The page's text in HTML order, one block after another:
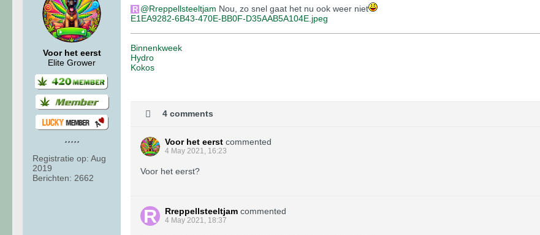
Voor het eerst
Elite Grower
Registratie op: Aug
2019
Berichten: 2662
Rreppellsteeltjam Nou, zo snel gaat het nu ook weer niet
E1EA9282-6B43-470E-BB0F-D35AAB5A104E.jpeg
Binnenkweek
Hydro
Kokos
4 comments
Voor het eerst commented
4 May 2021, 16:23
Voor het eerst?
Rreppellsteeltjam commented
4 May 2021, 18:37